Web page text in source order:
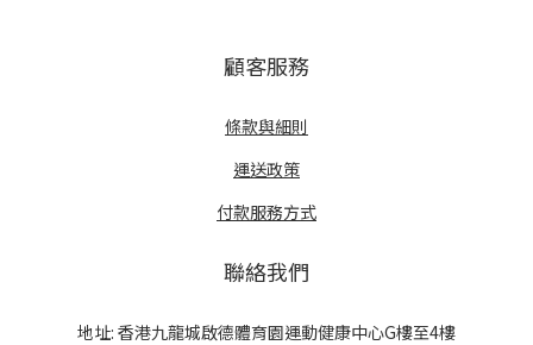
顧客服務
條款與細則
運送政策
付款服務方式
聯絡我們
地址: 香港九龍城啟德體育園運動健康中心G樓至4樓